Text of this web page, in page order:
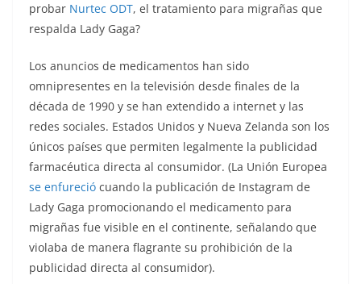
probar Nurtec ODT, el tratamiento para migrañas que
respalda Lady Gaga?
Los anuncios de medicamentos han sido
omnipresentes en la televisión desde finales de la
década de 1990 y se han extendido a internet y las
redes sociales. Estados Unidos y Nueva Zelanda son los
únicos países que permiten legalmente la publicidad
farmacéutica directa al consumidor. (La Unión Europea
se enfureció cuando la publicación de Instagram de
Lady Gaga promocionando el medicamento para
migrañas fue visible en el continente, señalando que
violaba de manera flagrante su prohibición de la
publicidad directa al consumidor).